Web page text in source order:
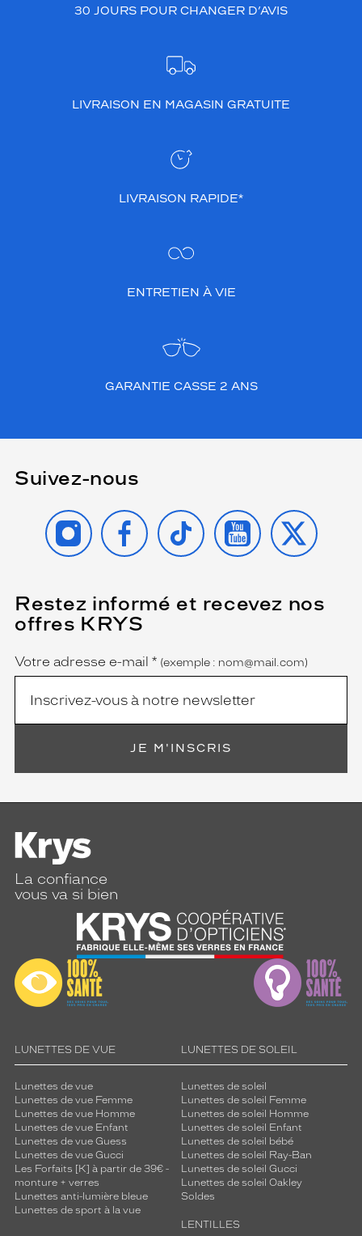
30 JOURS POUR CHANGER D’AVIS
LIVRAISON EN MAGASIN GRATUITE
LIVRAISON RAPIDE*
ENTRETIEN À VIE
GARANTIE CASSE 2 ANS
Suivez-nous
INSTAGRAMFACEBOOK
TIKTOK YOUTUBE
X
Restez informé et recevez nos
offres KRYS
Name
Votre adresse e-mail *
(Ce
champ
est
(exemple : nom@mail.com)
JE M'INSCRIS
La confiance
vous va si bien
LUNETTES DE VUE
Lunettes de vue
Lunettes de vue Femme
Lunettes de vue Homme
Lunettes de vue Enfant
Lunettes de vue Guess
Lunettes de vue Gucci
Les Forfaits [K] à partir de 39€ -
monture + verres
Lunettes anti-lumière bleue
Lunettes de sport à la vue
LUNETTES DE SOLEIL
Lunettes de soleil
Lunettes de soleil Femme
Lunettes de soleil Homme
Lunettes de soleil Enfant
Lunettes de soleil bébé
Lunettes de soleil Ray-Ban
Lunettes de soleil Gucci
Lunettes de soleil Oakley
Soldes
LENTILLES